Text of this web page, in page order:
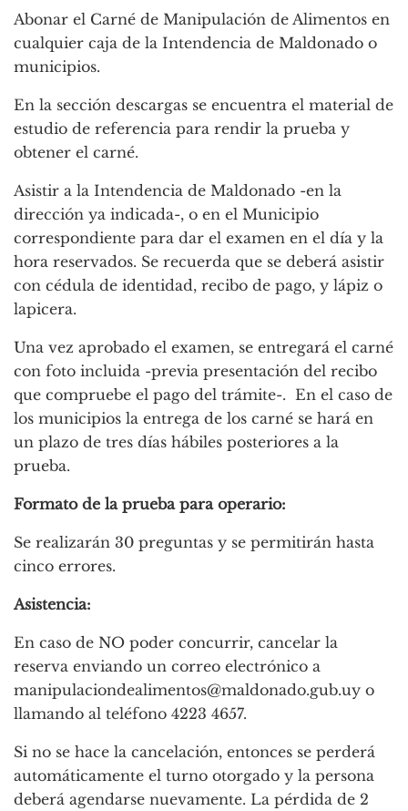
Abonar el Carné de Manipulación de Alimentos en
cualquier caja de la Intendencia de Maldonado o
municipios.
En la sección descargas se encuentra el material de
estudio de referencia para rendir la prueba y
obtener el carné.
Asistir a la Intendencia de Maldonado -en la
dirección ya indicada-, o en el Municipio
correspondiente para dar el examen en el día y la
hora reservados. Se recuerda que se deberá asistir
con cédula de identidad, recibo de pago, y lápiz o
lapicera.
Una vez aprobado el examen, se entregará el carné
con foto incluida -previa presentación del recibo
que compruebe el pago del trámite-. En el caso de
los municipios la entrega de los carné se hará en
un plazo de tres días hábiles posteriores a la
prueba.
Formato de la prueba para operario:
Se realizarán 30 preguntas y se permitirán hasta
cinco errores.
Asistencia:
En caso de NO poder concurrir, cancelar la
reserva enviando un correo electrónico a
manipulaciondealimentos@maldonado.gub.uy o
llamando al teléfono 4223 4657.
Si no se hace la cancelación, entonces se perderá
automáticamente el turno otorgado y la persona
deberá agendarse nuevamente. La pérdida de 2